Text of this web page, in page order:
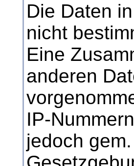
Die Daten
nicht
Eine
anderen
IP-
jedoch